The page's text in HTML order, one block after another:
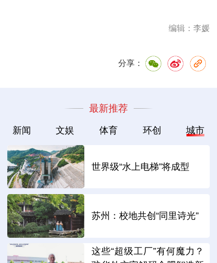
编辑：李媛
分享：
最新推荐
新闻 文娱 体育 环创 城市
世界级“水上电梯”将成型
苏州：校地共创“同里诗光”
这些“超级工厂”有何魔力？